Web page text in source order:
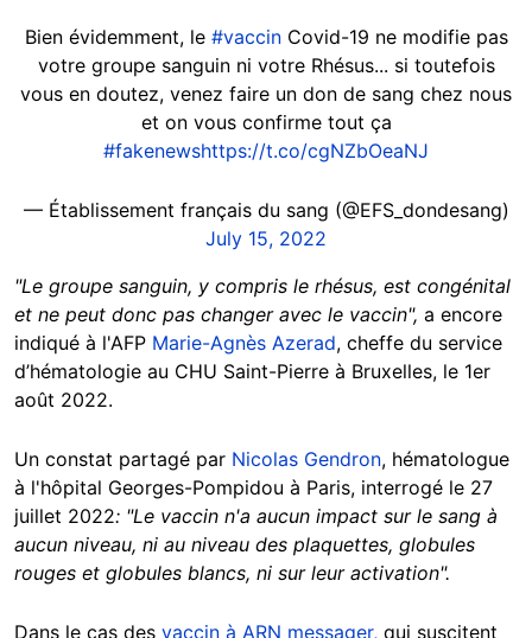
Bien évidemment, le #vaccinCovid-19 ne modifie pas
votre groupe sanguin ni votre Rhésus... si toutefois
vous en doutez, venez faire un don de sang chez nous
et on vous confirme tout ça
#fakenewshttps://t.co/cgNZbOeaNJ
— Établissement français du sang (@EFS_dondesang)
July 15, 2022
"Le groupe sanguin, y compris le rhésus, est congénital
et ne peut donc pas changer avec le vaccin", a encore
indiqué à l'AFP Marie-Agnès Azerad, cheffe du service
d’hématologie au CHU Saint-Pierre à Bruxelles, le 1er
août 2022.
Un constat partagé par Nicolas Gendron, hématologue
à l'hôpital Georges-Pompidou à Paris, interrogé le 27
juillet 2022: "Le vaccin n'a aucun impact sur le sang à
aucun niveau, ni au niveau des plaquettes, globules
rouges et globules blancs, ni sur leur activation".
Dans le cas des vaccin à ARN messager, qui suscitent